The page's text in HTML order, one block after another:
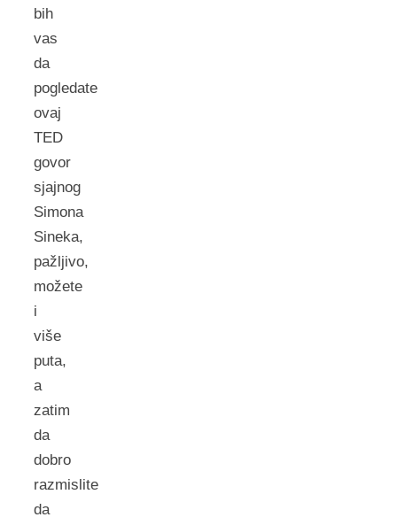
bih
vas
da
pogledate
ovaj
TED
govor
sjajnog
Simona
Sineka,
pažljivo,
možete
i
više
puta,
a
zatim
da
dobro
razmislite
da